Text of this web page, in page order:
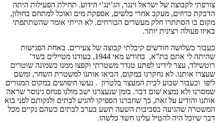
צורפתי לקבוצה של ישראל זינגר, הג’ינג’י הידוע. תחילת הפעילות היתה
הדבקת כרוזים, מעקב אחרי בלשים, אספקת מים ואוכל למתחם בחולון,
מקום בו הסתתרו חלק מעשרים הבורחים. לא הייתי אומר שהשתתפתי
באיזו פעולה רצינית יותר.
כעבור כשלושה חודשים קיבלתי קבוצה של צעירים. באחת הפגישות
שהיתה לי אתם בת”א, בחודש מאי 1944, בעודנו מטיילים בשד’
רוטשילד, עצר לידינו לפתע טנדר משטרתי וקפצו ממנו כשמונה שוטרים
שעצרו אותנו. לא נחקרנו במקום. הביאו אותנו למשטרת השחר, ומשם
ליפו וכעבור שבוע לבית המעצר בלטרון . נעשו חיפושים במקום המגורים
שמסרנו ולא נמצא שום דבר. בזמן שנעצרנו ישב מולנו פנחס גינוסר שראה
אותנו והודיע על זאת, כך שחברנו הספיקו להגיע לבתים ולנקותם לפני בוא
המשטרה שהגיעה בסביבות השעה תשע בערב לבתים כשהם נקיים מכל
דבר שיוכל היה להטיל עלינו חשד כלשהו.